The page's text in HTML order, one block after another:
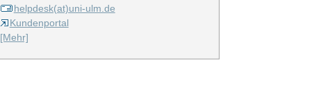
helpdesk(at)uni-ulm.de
Kundenportal
[Mehr]